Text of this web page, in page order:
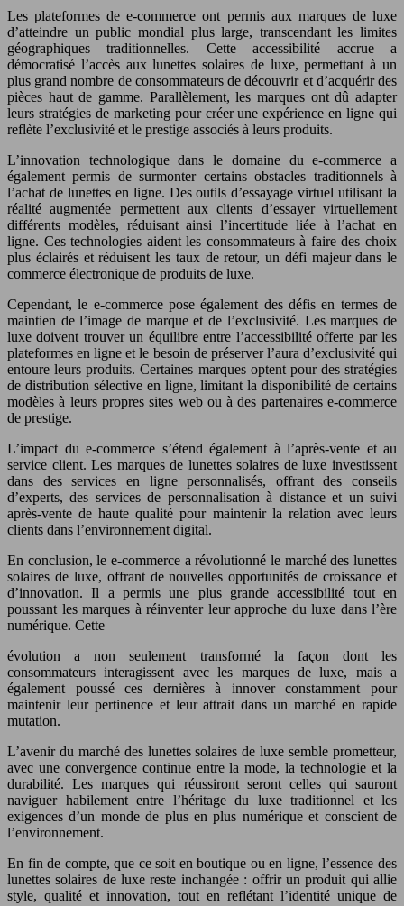
Les plateformes de e-commerce ont permis aux marques de luxe
d’atteindre un public mondial plus large, transcendant les limites
géographiques traditionnelles. Cette accessibilité accrue a
démocratisé l’accès aux lunettes solaires de luxe, permettant à un
plus grand nombre de consommateurs de découvrir et d’acquérir des
pièces haut de gamme. Parallèlement, les marques ont dû adapter
leurs stratégies de marketing pour créer une expérience en ligne qui
reflète l’exclusivité et le prestige associés à leurs produits.
L’innovation technologique dans le domaine du e-commerce a
également permis de surmonter certains obstacles traditionnels à
l’achat de lunettes en ligne. Des outils d’essayage virtuel utilisant la
réalité augmentée permettent aux clients d’essayer virtuellement
différents modèles, réduisant ainsi l’incertitude liée à l’achat en
ligne. Ces technologies aident les consommateurs à faire des choix
plus éclairés et réduisent les taux de retour, un défi majeur dans le
commerce électronique de produits de luxe.
Cependant, le e-commerce pose également des défis en termes de
maintien de l’image de marque et de l’exclusivité. Les marques de
luxe doivent trouver un équilibre entre l’accessibilité offerte par les
plateformes en ligne et le besoin de préserver l’aura d’exclusivité qui
entoure leurs produits. Certaines marques optent pour des stratégies
de distribution sélective en ligne, limitant la disponibilité de certains
modèles à leurs propres sites web ou à des partenaires e-commerce
de prestige.
L’impact du e-commerce s’étend également à l’après-vente et au
service client. Les marques de lunettes solaires de luxe investissent
dans des services en ligne personnalisés, offrant des conseils
d’experts, des services de personnalisation à distance et un suivi
après-vente de haute qualité pour maintenir la relation avec leurs
clients dans l’environnement digital.
En conclusion, le e-commerce a révolutionné le marché des lunettes
solaires de luxe, offrant de nouvelles opportunités de croissance et
d’innovation. Il a permis une plus grande accessibilité tout en
poussant les marques à réinventer leur approche du luxe dans l’ère
numérique. Cette
évolution a non seulement transformé la façon dont les
consommateurs interagissent avec les marques de luxe, mais a
également poussé ces dernières à innover constamment pour
maintenir leur pertinence et leur attrait dans un marché en rapide
mutation.
L’avenir du marché des lunettes solaires de luxe semble prometteur,
avec une convergence continue entre la mode, la technologie et la
durabilité. Les marques qui réussiront seront celles qui sauront
naviguer habilement entre l’héritage du luxe traditionnel et les
exigences d’un monde de plus en plus numérique et conscient de
l’environnement.
En fin de compte, que ce soit en boutique ou en ligne, l’essence des
lunettes solaires de luxe reste inchangée : offrir un produit qui allie
style, qualité et innovation, tout en reflétant l’identité unique de